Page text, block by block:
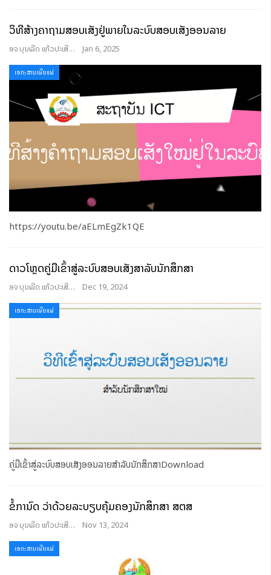
ວິທີສ້າງຄໍາຖາມສອບເສັງຢູ່ພາຍໃນລະບົບສອບເສັງອອນລາຍ
ອຈ ບຸນເລີດ ແກ້ວປະເສີດ Jan 6, 2025
ເອກະສານເຜີຍແຜ່
https://youtu.be/aELmEgZk1QE
ດາວໂຫຼດຄູ່ມືເຂົ້າສູ່ລະບົບສອບເສັງສໍາລັບນັກສຶກສາ
ອຈ ບຸນເລີດ ແກ້ວປະເສີດ Dec 19, 2024
ເອກະສານເຜີຍແຜ່
ຄູ່ມືເຂົ້າສູ່ລະບົບສອບເສັງອອນລາຍສໍາລັບນັກສຶກສາDownload
ຂໍ້ກໍານົດ ວ່າດ້ວຍລະບຽບຄຸ້ມຄອງນັກສຶກສາ ສຕສ
ອຈ ບຸນເລີດ ແກ້ວປະເສີດ Nov 13, 2024
ເອກະສານເຜີຍແຜ່